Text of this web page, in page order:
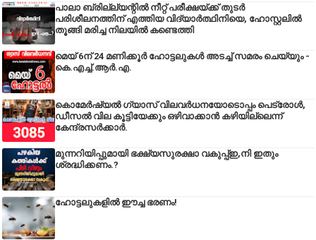
പാലാ ബ്രില്ല്യന്റിൽ നീറ്റ് പരീക്ഷയ്ക്ക് തുടർ
പരിശീലനത്തിന് എത്തിയ വിദ്യാർത്ഥിനിയെ, ഹോസ്റ്റലിൽ
തൂങ്ങി മരിച്ച നിലയിൽ കണ്ടെത്തി
മെയ് 6ന് 24 മണിക്കൂർ ഹോട്ടലുകൾ അടച്ച് സമരം ചെയ്യും -
കെ.എച്ച്.ആർ.എ.
കൊമേർഷ്യൽ ഗ്യാസ് വിലവർധനയോടൊപ്പം പെട്രോൾ,
ഡീസല്‍ വില കൂട്ടിയേക്കും ഒഴിവാക്കാന്‍ കഴിയില്ലെന്ന്
കേന്ദ്രസര്‍ക്കാര്‍.
മുന്നറിയിപ്പുമായി ഭക്ഷ്യസുരക്ഷാ വകുപ്പ്ഇ,നി ഇതും
ശ്രദ്ധിക്കണം.?
ഹോട്ടലുകളിൽ ഈച്ച ഭരണം!